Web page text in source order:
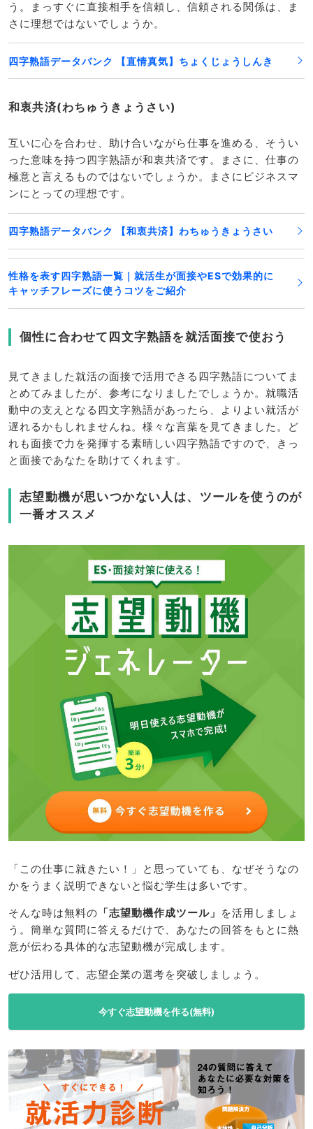
う。まっすぐに直接相手を信頼し、信頼される関係は、ま
さに理想ではないでしょうか。
四字熟語データバンク 【直情真気】ちょくじょうしんき
和衷共済(わちゅうきょうさい)
互いに心を合わせ、助け合いながら仕事を進める、そうい
った意味を持つ四字熟語が和衷共済です。まさに、仕事の
極意と言えるものではないでしょうか。まさにビジネスマ
ンにとっての理想です。
四字熟語データバンク 【和衷共済】わちゅうきょうさい
性格を表す四字熟語一覧｜就活生が面接やESで効果的に
キャッチフレーズに使うコツをご紹介
個性に合わせて四文字熟語を就活面接で使おう
見てきました就活の面接で活用できる四字熟語についてま
とめてみましたが、参考になりましたでしょうか。就職活
動中の支えとなる四文字熟語があったら、よりよい就活が
遅れるかもしれませんね。様々な言葉を見てきました。ど
れも面接で力を発揮する素晴しい四字熟語ですので、きっ
と面接であなたを助けてくれます。
志望動機が思いつかない人は、ツールを使うのが
一番オススメ
「この仕事に就きたい！」と思っていても、なぜそうなの
かをうまく説明できないと悩む学生は多いです。
そんな時は無料の 「志望動機作成ツール」 を活用しましょ
う。簡単な質問に答えるだけで、あなたの回答をもとに熱
意が伝わる具体的な志望動機が完成します。
ぜひ活用して、志望企業の選考を突破しましょう。
今すぐ志望動機を作る(無料)